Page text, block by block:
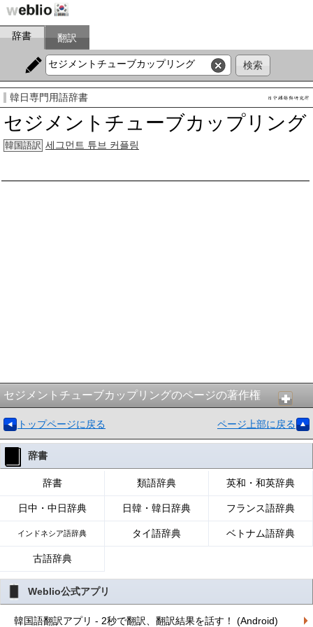
辞書 翻訳
韓日専門用語辞書
セジメントチューブカップリング
韓国語訳 세그먼트 튜브 커플링
セジメントチューブカップリングのページの著作権
トップページに戻る ページ上部に戻る
辞書
辞書 類語辞典 英和・和英辞典
日中・中日辞典 日韓・韓日辞典 フランス語辞典
インドネシア語辞典 タイ語辞典 ベトナム語辞典
古語辞典
Weblio公式アプリ
韓国語翻訳アプリ - 2秒で翻訳、翻訳結果を話す！ (Android)